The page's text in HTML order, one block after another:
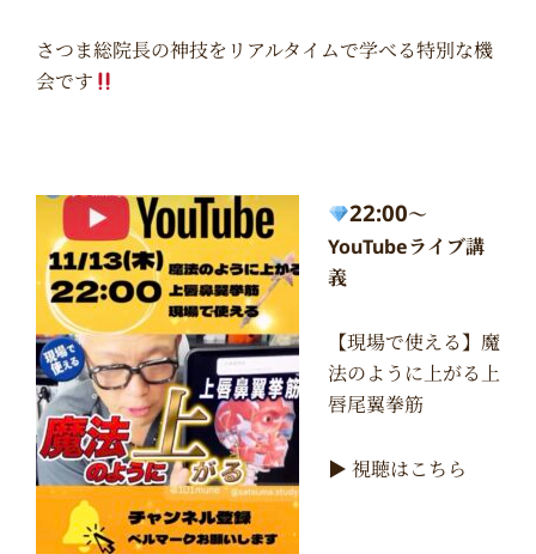
さつま総院長の神技をリアルタイムで学べる特別な機
会です
22:00〜
YouTubeライブ講
義
【現場で使える】魔
法のように上がる上
唇尾翼拳筋
▶︎ 視聴はこちら